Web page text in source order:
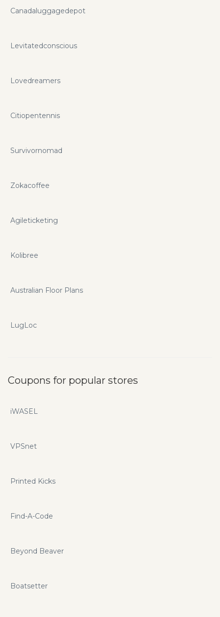
Canadaluggagedepot
Levitatedconscious
Lovedreamers
Citiopentennis
Survivornomad
Zokacoffee
Agileticketing
Kolibree
Australian Floor Plans
LugLoc
Coupons for popular stores
iWASEL
VPSnet
Printed Kicks
Find-A-Code
Beyond Beaver
Boatsetter